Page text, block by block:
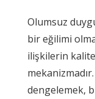
Olumsuz
bir eğilimi
ilişkilerin
dengelemek,